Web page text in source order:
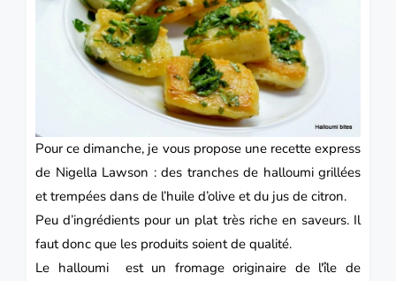
Pour ce dimanche, je vous propose une recette express
de Nigella Lawson : des tranches de halloumi grillées
et trempées dans de l’huile d’olive et du jus de citron.
Peu d’ingrédients pour un plat très riche en saveurs. Il
faut donc que les produits soient de qualité.
Le halloumi est un fromage originaire de l'île de